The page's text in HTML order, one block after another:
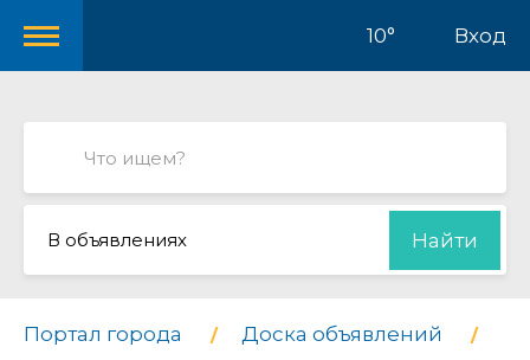
10° Вход
В объявлениях Найти
Портал города
Доска объявлений